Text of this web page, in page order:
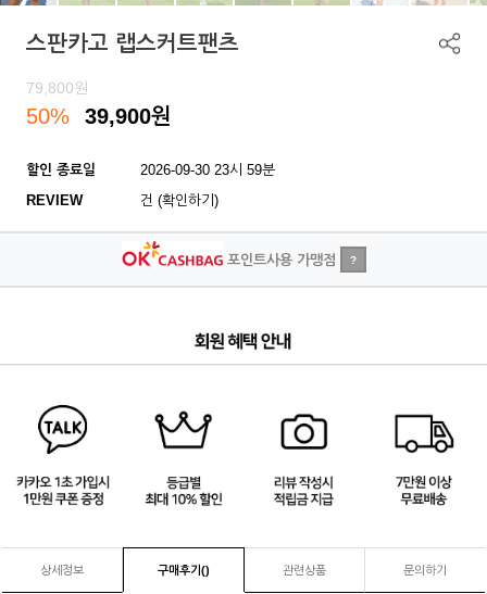
스판카고 랩스커트팬츠
79,800원
50% 39,900원
할인 종료일
2026-09-30 23시 59분
REVIEW
건 (확인하기)
포인트사용 가맹점 ?
상세정보 구매후기() 관련상품 문의하기